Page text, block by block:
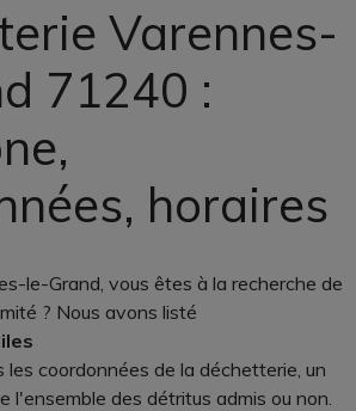
Varennes-
71240 :
horaires
le-Grand, vous êtes à la recherche de
? Nous avons listé
les coordonnées de la déchetterie, un
l'ensemble des détritus admis ou non.